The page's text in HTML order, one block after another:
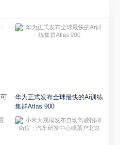
华为正式发布全球最快的Ai训练
集群Atlas 900